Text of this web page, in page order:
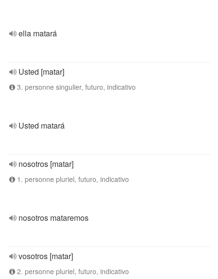
ella matará
Usted [matar]
3. personne singulier, futuro, indicativo
Usted matará
nosotros [matar]
1. personne pluriel, futuro, indicativo
nosotros mataremos
vosotros [matar]
2. personne pluriel, futuro, indicativo